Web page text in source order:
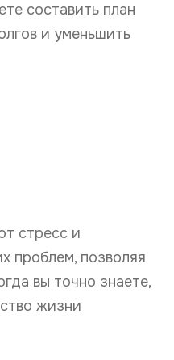
составить план
и уменьшить
стресс и
проблем, позволяя
вы точно знаете,
жизни